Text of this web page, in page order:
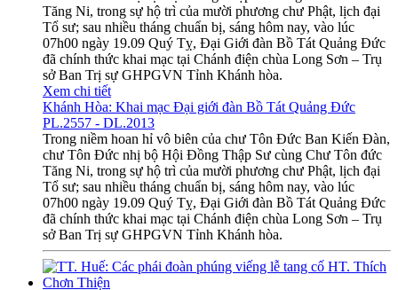
Tăng Ni, trong sự hộ trì của mười phương chư Phật, lịch đại
Tổ sư; sau nhiều tháng chuẩn bị, sáng hôm nay, vào lúc
07h00 ngày 19.09 Quý Tỵ, Đại Giới đàn Bồ Tát Quảng Đức
đã chính thức khai mạc tại Chánh điện chùa Long Sơn – Trụ
sở Ban Trị sự GHPGVN Tỉnh Khánh hòa.
Xem chi tiết
Khánh Hòa: Khai mạc Đại giới đàn Bồ Tát Quảng Đức
PL.2557 - DL.2013
Trong niềm hoan hỉ vô biên của chư Tôn Đức Ban Kiến Đàn,
chư Tôn Đức nhị bộ Hội Đồng Thập Sư cùng Chư Tôn đức
Tăng Ni, trong sự hộ trì của mười phương chư Phật, lịch đại
Tổ sư; sau nhiều tháng chuẩn bị, sáng hôm nay, vào lúc
07h00 ngày 19.09 Quý Tỵ, Đại Giới đàn Bồ Tát Quảng Đức
đã chính thức khai mạc tại Chánh điện chùa Long Sơn – Trụ
sở Ban Trị sự GHPGVN Tỉnh Khánh hòa.